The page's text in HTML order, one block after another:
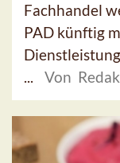
Fachhandel
PAD künftig
...
Von